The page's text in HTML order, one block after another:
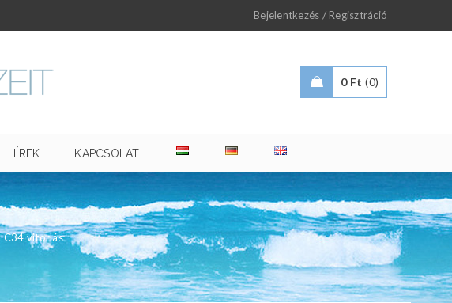
Bejelentkezés / Regisztráció
0 Ft 0
HÍREK KAPCSOLAT
C34 vitorlás